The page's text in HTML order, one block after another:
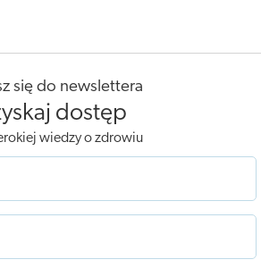
się do newslettera
dostęp
wiedzy o zdrowiu